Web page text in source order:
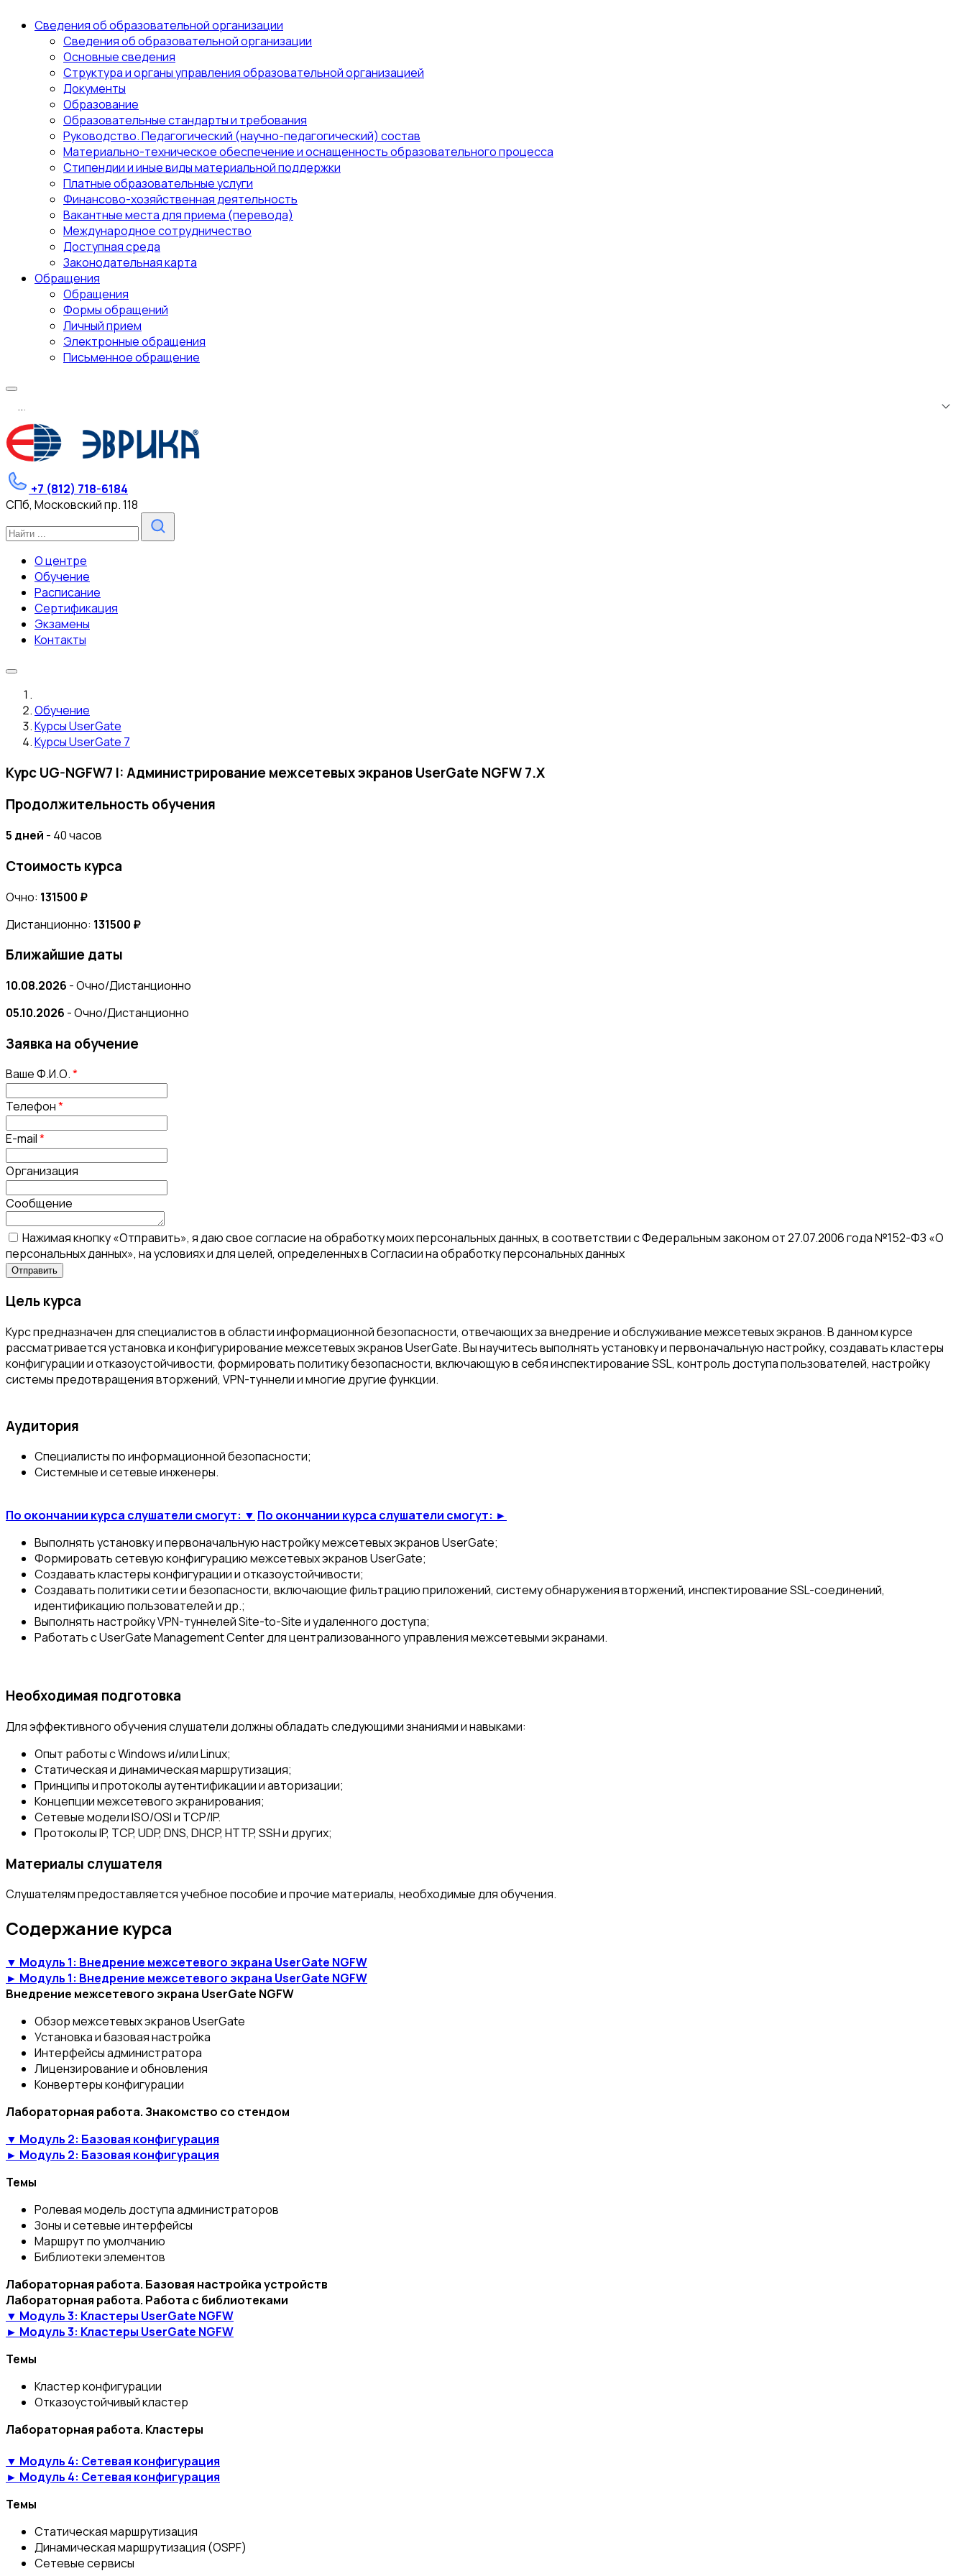
Сведения об образовательной организации
Сведения об образовательной организации
Основные сведения
Структура и органы управления образовательной организацией
Документы
Образование
Образовательные стандарты и требования
Руководство. Педагогический (научно-педагогический) состав
Материально-техническое обеспечение и оснащенность образовательного процесса
Стипендии и иные виды материальной поддержки
Платные образовательные услуги
Финансово-хозяйственная деятельность
Вакантные места для приема (перевода)
Международное сотрудничество
Доступная среда
Законодательная карта
Обращения
Обращения
Формы обращений
Личный прием
Электронные обращения
Письменное обращение
...
+7 (812) 718-6184
СПб, Московский пр. 118
О центре
Обучение
Расписание
Сертификация
Экзамены
Контакты
Обучение
Курсы UserGate
Курсы UserGate 7
Курс UG-NGFW7 I: Администрирование межсетевых экранов UserGate NGFW 7.X
Продолжительность обучения
5 дней - 40 часов
Стоимость курса
Очно: 131500 ₽
Дистанционно: 131500 ₽
Ближайшие даты
10.08.2026 - Очно/Дистанционно
05.10.2026 - Очно/Дистанционно
Заявка на обучение
Ваше Ф.И.О.*
Телефон*
E-mail*
Организация
Сообщение
Нажимая кнопку «Отправить», я даю свое согласие на обработку моих персональных данных, в соответствии с Федеральным законом от 27.07.2006 года №152-ФЗ «О
персональных данных», на условиях и для целей, определенных в Согласии на обработку персональных данных
Цель курса
Курс предназначен для специалистов в области информационной безопасности, отвечающих за внедрение и обслуживание межсетевых экранов. В данном курсе
рассматривается установка и конфигурирование межсетевых экранов UserGate. Вы научитесь выполнять установку и первоначальную настройку, создавать кластеры
конфигурации и отказоустойчивости, формировать политику безопасности, включающую в себя инспектирование SSL, контроль доступа пользователей, настройку
системы предотвращения вторжений, VPN-туннели и многие другие функции.
Аудитория
Специалисты по информационной безопасности;
Системные и сетевые инженеры.
По окончании курса слушатели смогут: ▼ По окончании курса слушатели смогут: ►
Выполнять установку и первоначальную настройку межсетевых экранов UserGate;
Формировать сетевую конфигурацию межсетевых экранов UserGate;
Создавать кластеры конфигурации и отказоустойчивости;
Создавать политики сети и безопасности, включающие фильтрацию приложений, систему обнаружения вторжений, инспектирование SSL-соединений,
идентификацию пользователей и др.;
Выполнять настройку VPN-туннелей Site-to-Site и удаленного доступа;
Работать с UserGate Management Center для централизованного управления межсетевыми экранами.
Необходимая подготовка
Для эффективного обучения слушатели должны обладать следующими знаниями и навыками:
Опыт работы с Windows и/или Linux;
Статическая и динамическая маршрутизация;
Принципы и протоколы аутентификации и авторизации;
Концепции межсетевого экранирования;
Сетевые модели ISO/OSI и TCP/IP.
Протоколы IP, TCP, UDP, DNS, DHCP, HTTP, SSH и других;
Материалы слушателя
Слушателям предоставляется учебное пособие и прочие материалы, необходимые для обучения.
Содержание курса
▼ Модуль 1: Внедрение межсетевого экрана UserGate NGFW
► Модуль 1: Внедрение межсетевого экрана UserGate NGFW
Внедрение межсетевого экрана UserGate NGFW
Обзор межсетевых экранов UserGate
Установка и базовая настройка
Интерфейсы администратора
Лицензирование и обновления
Конвертеры конфигурации
Лабораторная работа. Знакомство со стендом
▼ Модуль 2: Базовая конфигурация
► Модуль 2: Базовая конфигурация
Темы
Ролевая модель доступа администраторов
Зоны и сетевые интерфейсы
Маршрут по умолчанию
Библиотеки элементов
Лабораторная работа. Базовая настройка устройств
Лабораторная работа. Работа с библиотеками
▼ Модуль 3: Кластеры UserGate NGFW
► Модуль 3: Кластеры UserGate NGFW
Темы
Кластер конфигурации
Отказоустойчивый кластер
Лабораторная работа. Кластеры
▼ Модуль 4: Сетевая конфигурация
► Модуль 4: Сетевая конфигурация
Темы
Статическая маршрутизация
Динамическая маршрутизация (OSPF)
Сетевые сервисы